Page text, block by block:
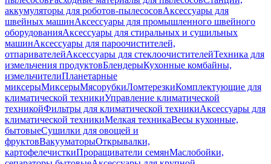
аккумуляторы для роботов-пылесосовАксессуары для
швейных машинАксессуары для промышленного швейного
оборудованияАксессуары для стиральных и сушильных
машинАксессуары для пароочистителей,
отпаривателейАксессуары для стеклоочистителейТехника для
измельчения продуктовБлендерыКухонные комбайны,
измельчителиПланетарные
миксерыМиксерыМясорубкиЛомтерезкиКомплектующие для
климатической техникиУправление климатической
техникойФильтры для климатической техникиАксессуары для
климатической техникиМелкая техникаВесы кухонные,
бытовыеСушилки для овощей и
фруктовВакууматорыОткрывалки,
картофелечисткиПроращиватели семянМаслобойки,